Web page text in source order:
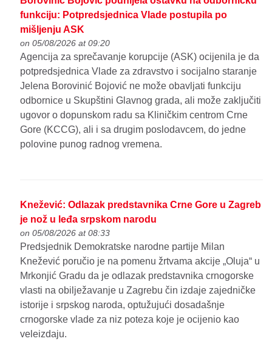
funkciju: Potpredsjednica Vlade postupila po
mišljenju ASK
on 05/08/2026 at 09:20
Agencija za sprečavanje korupcije (ASK) ocijenila je da
potpredsjednica Vlade za zdravstvo i socijalno staranje
Jelena Borovinić Bojović ne može obavljati funkciju
odbornice u Skupštini Glavnog grada, ali može zaključiti
ugovor o dopunskom radu sa Kliničkim centrom Crne
Gore (KCCG), ali i sa drugim poslodavcem, do jedne
polovine punog radnog vremena.
Knežević: Odlazak predstavnika Crne Gore u Zagreb
je nož u leđa srpskom narodu
on 05/08/2026 at 08:33
Predsjednik Demokratske narodne partije Milan
Knežević poručio je na pomenu žrtvama akcije „Oluja“ u
Mrkonjić Gradu da je odlazak predstavnika crnogorske
vlasti na obilježavanje u Zagrebu čin izdaje zajedničke
istorije i srpskog naroda, optužujući dosadašnje
crnogorske vlade za niz poteza koje je ocijenio kao
veleizdaju.